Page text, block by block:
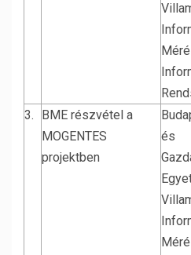
3.
BME részvétel a
MOGENTES
projektben
és